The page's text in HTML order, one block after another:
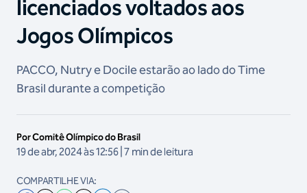
licenciados voltados aos
Jogos Olímpicos
PACCO, Nutry e Docile estarão ao lado do Time
Brasil durante a competição
Por Comitê Olímpico do Brasil
19 de abr, 2024 às 12:56 | 7 min de leitura
COMPARTILHE VIA: